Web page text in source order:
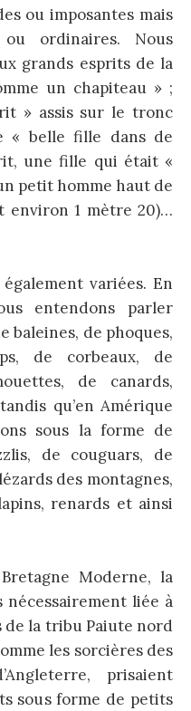
ou imposantes mais
ordinaires. Nous
grands esprits de la
un chapiteau » ;
» assis sur le tronc
« belle fille dans de
une fille qui était «
petit homme haut de
environ 1 mètre 20)…
variées. En
entendons parler
baleines, de phoques,
de corbeaux, de
de canards,
qu’en Amérique
sous la forme de
de couguars, de
des montagnes,
renards et ainsi
Moderne, la
nécessairement liée à
de la tribu Paiute nord
les sorcières des
prisaient
sous forme de petits